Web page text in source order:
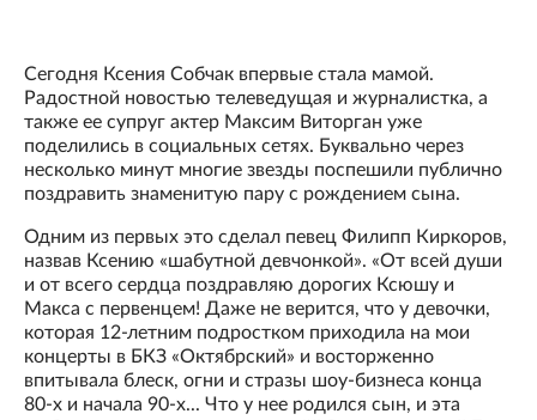
Сегодня Ксения Собчак впервые стала мамой.
Радостной новостью телеведущая и журналистка, а
также ее супруг актер Максим Виторган уже
поделились в социальных сетях. Буквально через
несколько минут многие звезды поспешили публично
поздравить знаменитую пару с рождением сына.
Одним из первых это сделал певец Филипп Киркоров,
назвав Ксению «шабутной девчонкой». «От всей души
и от всего сердца поздравляю дорогих Ксюшу и
Макса с первенцем! Даже не верится, что у девочки,
которая 12-летним подростком приходила на мои
концерты в БКЗ «Октябрский» и восторженно
впитывала блеск, огни и стразы шоу-бизнеса конца
80-х и начала 90-х... Что у нее родился сын, и эта